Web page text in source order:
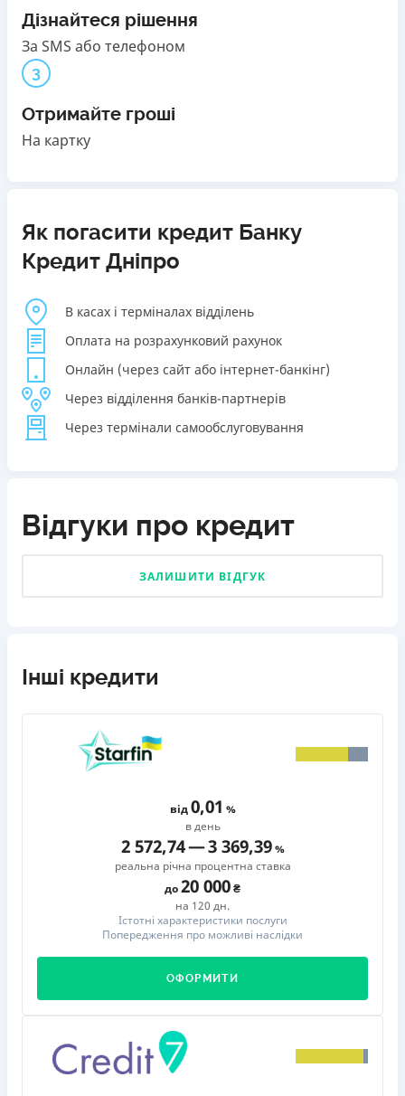
Дізнайтеся рішення
За SMS або телефоном
3
Отримайте гроші
На картку
Як погасити кредит Банку
Кредит Дніпро
В касах і терміналах відділень
Оплата на розрахунковий рахунок
Онлайн (через сайт або інтернет-банкінг)
Через відділення банків-партнерів
Через термінали самообслуговування
Відгуки про кредит
ЗАЛИШИТИ ВІДГУК
Інші кредити
від0,01
в день
2 572,74—3 369,39
реальна річна процентна ставка
до20 000
на 120 дн.
Істотні характеристики послуги
Попередження про можливі наслідки
ОФОРМИТИ